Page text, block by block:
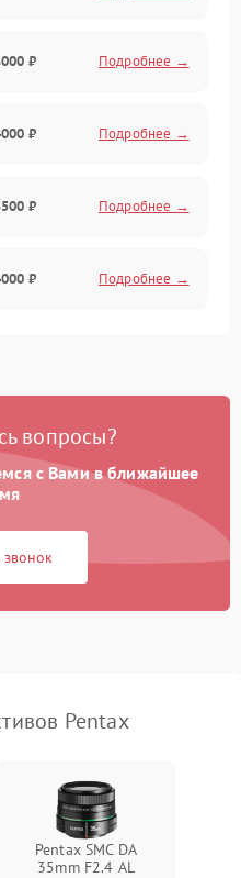
₽ Подробнее →
₽ Подробнее →
₽ Подробнее →
₽ Подробнее →
₽ Подробнее →
вопросы?
с Вами в ближайшее
звонок
Pentax
Pentax SMC DA
35mm F2.4 AL